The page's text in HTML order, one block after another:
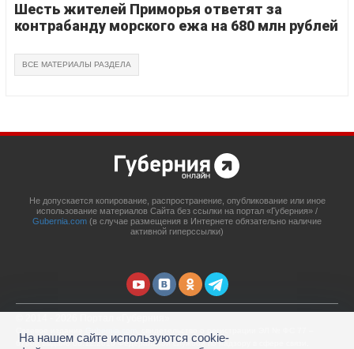
Шесть жителей Приморья ответят за
контрабанду морского ежа на 680 млн рублей
ВСЕ МАТЕРИАЛЫ РАЗДЕЛА
Не допускается копирование, распространение, опубликование или иное
использование материалов Сайта без ссылки на портал «Губерния» /
Gubernia.com (в случае размещения в Интернете обязательно наличие
активной гиперссылки)
67908 выдано 06.12.2016 Федеральной службой по надзору в сфере связи,
На нашем сайте используются cookie-